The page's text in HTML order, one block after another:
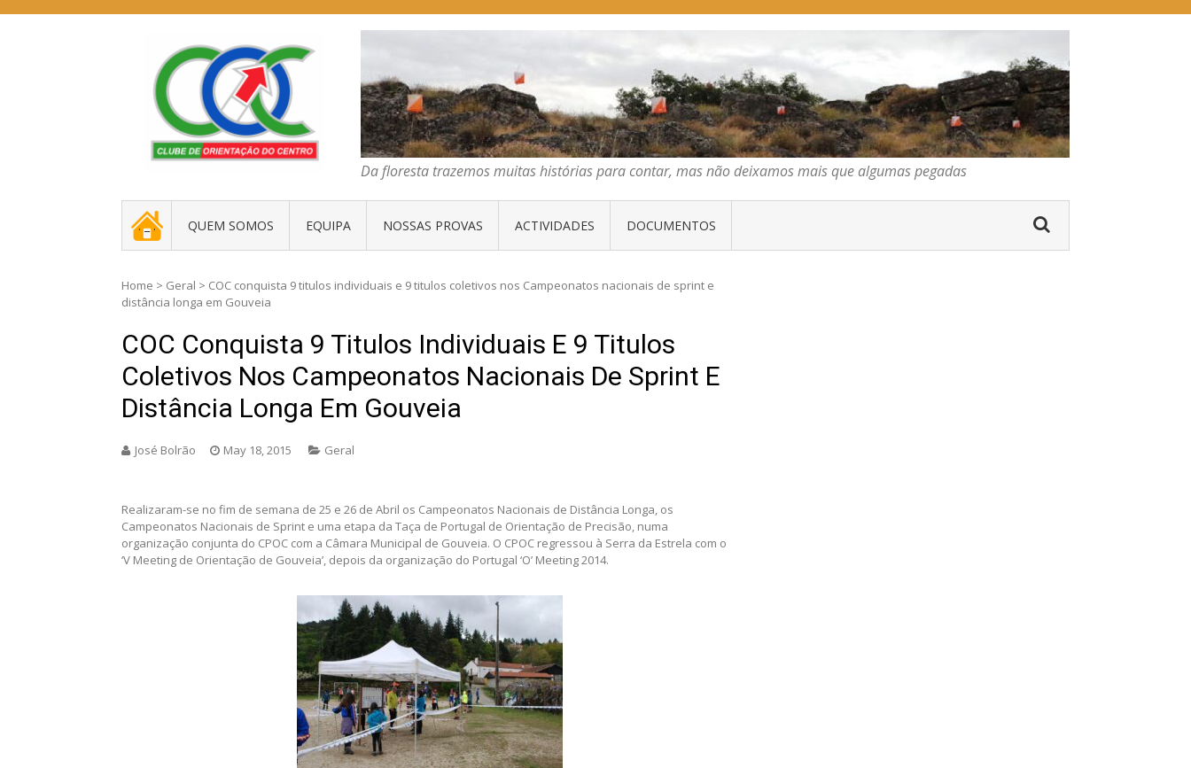
COC – CLUBE DE ORIENTAÇÃO DO CENTRO
Da floresta trazemos muitas histórias para contar, mas não deixamos mais que algumas pegadas
Da floresta trazemos muitas histórias para contar, mas não deixamos mais que algumas pegadas
. _ . QUEM SOMOS EQUIPA NOSSAS PROVAS ACTIVIDADES DOCUMENTOS
Home > Geral > COC conquista 9 titulos individuais e 9 titulos coletivos nos Campeonatos nacionais de sprint e
distância longa em Gouveia
COC Conquista 9 Titulos Individuais E 9 Titulos
Coletivos Nos Campeonatos Nacionais De Sprint E
Distância Longa Em Gouveia
José Bolrão May 18, 2015 Geral
Realizaram-se no fim de semana de 25 e 26 de Abril os Campeonatos Nacionais de Distância Longa, os
Campeonatos Nacionais de Sprint e uma etapa da Taça de Portugal de Orientação de Precisão, numa
organização conjunta do CPOC com a Câmara Municipal de Gouveia. O CPOC regressou à Serra da Estrela com o
‘V Meeting de Orientação de Gouveia’, depois da organização do Portugal ‘O’ Meeting 2014.